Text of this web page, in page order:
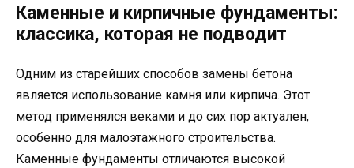
Каменные и кирпичные фундаменты:
классика, которая не подводит
Одним из старейших способов замены бетона
является использование камня или кирпича. Этот
метод применялся веками и до сих пор актуален,
особенно для малоэтажного строительства.
Каменные фундаменты отличаются высокой